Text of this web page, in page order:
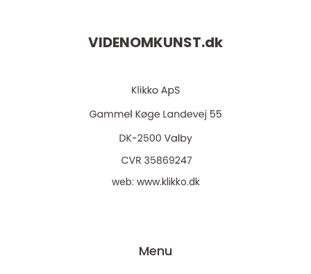
VIDENOMKUNST.dk
web: www.klikko.dk
Menu